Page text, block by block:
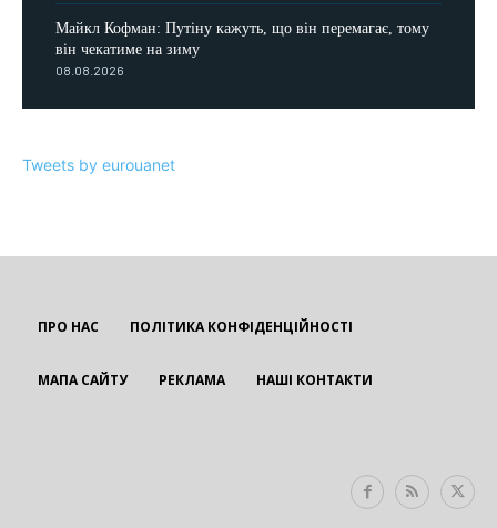
Майкл Кофман: Путіну кажуть, що він перемагає, тому
він чекатиме на зиму
08.08.2026
Tweets by eurouanet
ПРО НАС ПОЛІТИКА КОНФІДЕНЦІЙНОСТІ
МАПА САЙТУ РЕКЛАМА НАШІ КОНТАКТИ